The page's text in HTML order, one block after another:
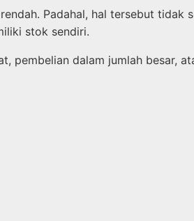
Padahal, hal tersebut
stok sendiri.
pembelian dalam jumlah besar,